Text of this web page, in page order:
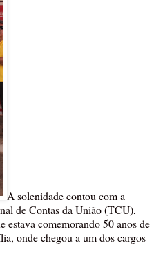
A solenidade contou com a
de Contas da União (TCU),
comemorando 50 anos de
onde chegou a um dos cargos